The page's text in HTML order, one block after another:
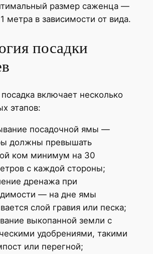
размер саженца —
метра в зависимости от вида.
посадки
включает несколько
этапов:
посадочной ямы —
должны превышать
ком минимум на 30
с каждой стороны;
дренажа при
— на дне ямы
слой гравия или песка;
выкопанной земли с
удобрениями, такими
или перегной;